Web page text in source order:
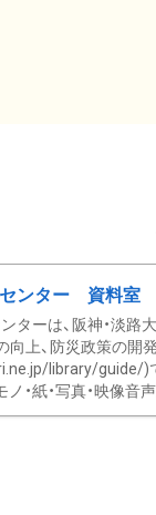
センター 資料室
ターは、阪神・淡
向上、防災政策の
library/guide/)で
・紙・写真・映像音声